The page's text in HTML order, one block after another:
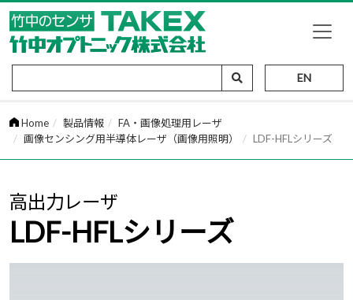
EN
Home 製品情報
FA・画像処理用レーザ
画像センシング用半導体レーザ（画像用照明）
LDF-HFLシリーズ
高出力レーザ
LDF-HFLシリーズ